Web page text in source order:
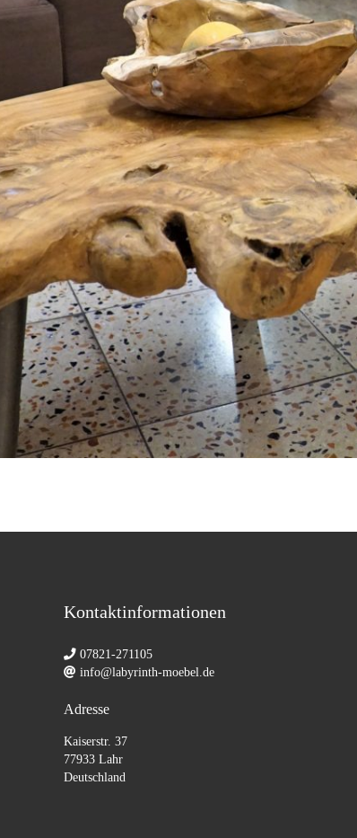
Kontaktinformationen
07821-271105
info@labyrinth-moebel.de
Adresse
Kaiserstr. 37
77933 Lahr
Deutschland